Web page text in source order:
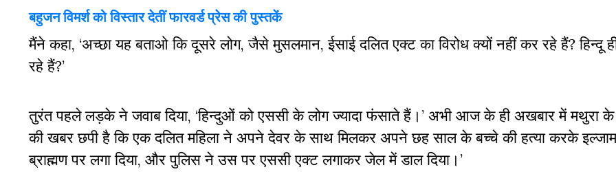
बहुजन विमर्श को विस्तार देतीं फारवर्ड प्रेस की पुस्तकें
मैंने कहा, ‘अच्छा यह बताओ कि दूसरे लोग, जैसे मुसलमान, ईसाई दलित एक्ट का विरोध क्यों नहीं कर रहे हैं?हिन्दू
रहे हैं?’
तुरंत पहले लड़के ने जवाब दिया, ‘हिन्दुओं को एससी के लोग ज्यादा फंसाते हैं।’ अभी आज के ही अखबार में मथुरा के
की खबर छपी है कि एक दलित महिला ने अपने देवर के साथ मिलकर अपने छह साल के बच्चे की हत्या करके
ब्राह्मण पर लगा दिया, और पुलिस ने उस पर एससी एक्ट लगाकर जेल में डाल दिया।’